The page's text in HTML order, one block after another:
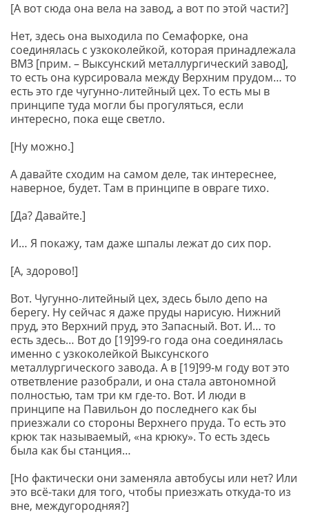
[А вот сюда она вела на завод, а вот по этой части?]
Нет, здесь она выходила по Семафорке, она
соединялась с узкоколейкой, которая принадлежала
ВМЗ [прим. – Выксунский металлургический завод],
то есть она курсировала между Верхним прудом… то
есть это где чугунно-литейный цех. То есть мы в
принципе туда могли бы прогуляться, если
интересно, пока еще светло.
[Ну можно.]
А давайте сходим на самом деле, так интереснее,
наверное, будет. Там в принципе в овраге тихо.
[Да? Давайте.]
И… Я покажу, там даже шпалы лежат до сих пор.
[А, здорово!]
Вот. Чугунно-литейный цех, здесь было депо на
берегу. Ну сейчас я даже пруды нарисую. Нижний
пруд, это Верхний пруд, это Запасный. Вот. И… то
есть здесь… Вот до [19]99-го года она соединялась
именно с узкоколейкой Выксунского
металлургического завода. А в [19]99-м году вот это
ответвление разобрали, и она стала автономной
полностью, там три км где-то. Вот. И люди в
принципе на Павильон до последнего как бы
приезжали со стороны Верхнего пруда. То есть это
крюк так называемый, «на крюку». То есть здесь
была как бы станция…
[Но фактически они заменяла автобусы или нет? Или
это всё-таки для того, чтобы приезжать откуда-то из
вне, междугородняя?]